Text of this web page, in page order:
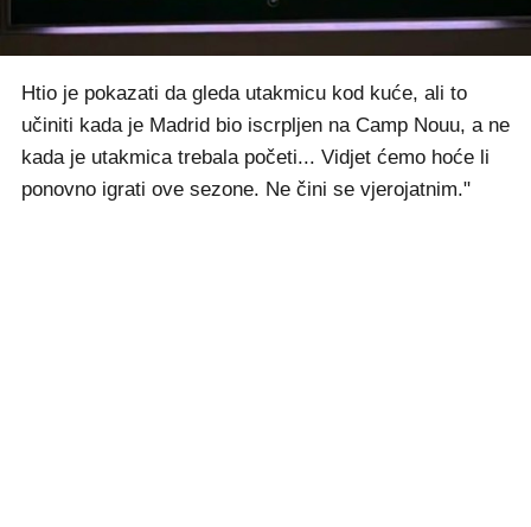
Htio je pokazati da gleda utakmicu kod kuće, ali to
učiniti kada je Madrid bio iscrpljen na Camp Nouu, a ne
kada je utakmica trebala početi... Vidjet ćemo hoće li
ponovno igrati ove sezone. Ne čini se vjerojatnim."